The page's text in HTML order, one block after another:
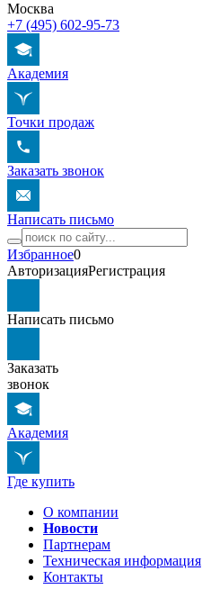
Москва
+7 (495) 602-95-73
Академия
Точки продаж
Заказать звонок
Написать письмо
Избранное0
АвторизацияРегистрация
Написать письмо
Заказать
звонок
Академия
Где купить
О компании
Новости
Партнерам
Техническая информация
Контакты